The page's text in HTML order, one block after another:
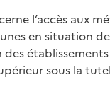
l’accès aux
en situation
sous la